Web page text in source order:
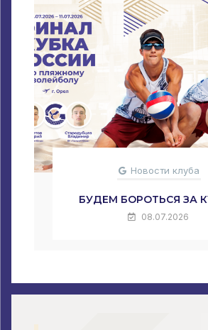
Новости клуба
БУДЕМ БОРОТЬСЯ ЗА
08.07.2026